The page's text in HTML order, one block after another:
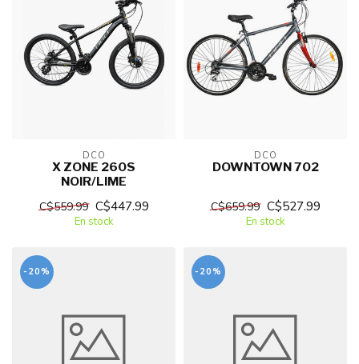
DCO
X ZONE 260S
NOIR/LIME
C$559.99 C$447.99
En stock
DCO
DOWNTOWN 702
C$659.99 C$527.99
En stock
-20% -20%